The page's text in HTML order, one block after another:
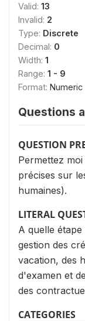
Valid: 13
Invalid: 2
Type: Discrete
Decimal: 0
Width: 1
Range: 1 - 9
Format: Numeric
Questions
QUESTION
Permettez
précises sur
humaines).
LITERAL
A quelle
gestion des
vacation, des
d'examen et
des
CATEGORIES